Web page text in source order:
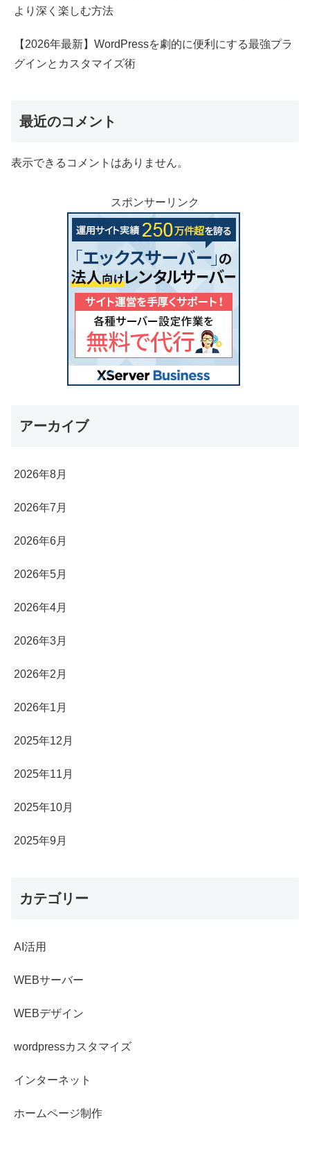
より深く楽しむ方法
【2026年最新】WordPressを劇的に便利にする最強プラ
グインとカスタマイズ術
最近のコメント
表示できるコメントはありません。
スポンサーリンク
アーカイブ
2026年8月
2026年7月
2026年6月
2026年5月
2026年4月
2026年3月
2026年2月
2026年1月
2025年12月
2025年11月
2025年10月
2025年9月
カテゴリー
AI活用
WEBサーバー
WEBデザイン
wordpressカスタマイズ
インターネット
ホームページ制作